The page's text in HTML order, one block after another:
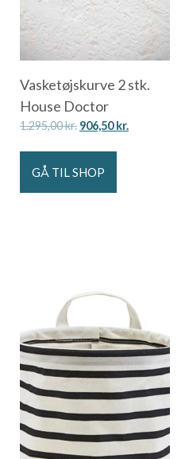
Vasketøjskurve 2 stk.
House Doctor
1.295,00kr. 906,50kr.
GÅ TIL SHOP